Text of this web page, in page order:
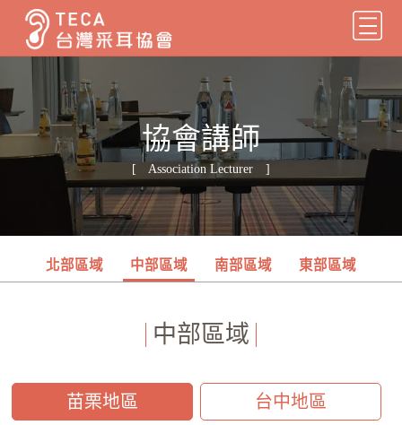
協會講師
[ Association Lecturer ]
北部區域 中部區域 南部區域 東部區域
中部區域
苗栗地區 台中地區